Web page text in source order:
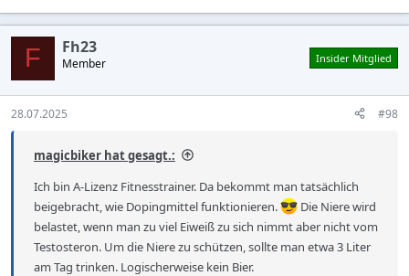
F Fh23
Member Insider Mitglied
28.07.2025 #98
magicbiker hat gesagt.:
Ich bin A-Lizenz Fitnesstrainer. Da bekommt man tatsächlich
beigebracht, wie Dopingmittel funktionieren.
Die Niere wird
belastet, wenn man zu viel Eiweiß zu sich nimmt aber nicht vom
Testosteron. Um die Niere zu schützen, sollte man etwa 3 Liter
am Tag trinken. Logischerweise kein Bier.